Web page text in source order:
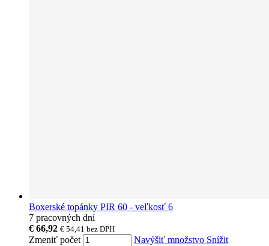
Boxerské topánky PIR 60 - veľkosť 6
7 pracovných dní
€ 66,92 € 54,41 bez DPH
Zmeniť počet Navýšiť množstvo Snížit